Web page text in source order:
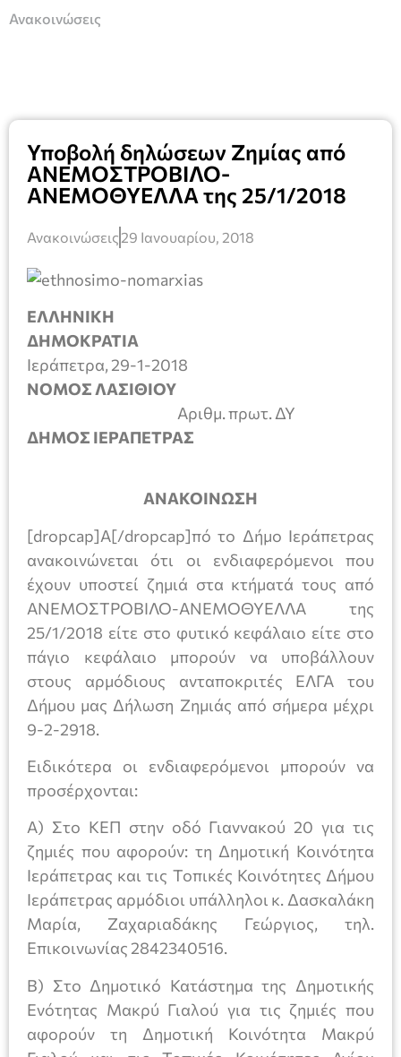
Ανακοινώσεις
Υποβολή δηλώσεων Ζημίας από
ΑΝΕΜΟΣΤΡΟΒΙΛΟ-
ΑΝΕΜΟΘΥΕΛΛΑ της 25/1/2018
Ανακοινώσεις 29 Ιανουαρίου, 2018
EΛΛΗΝΙΚΗ
ΔΗΜΟΚΡΑΤΙΑ
Ιεράπετρα, 29-1-2018
ΝΟΜΟΣ ΛΑΣΙΘΙΟΥ
Αριθμ. πρωτ. ΔΥ
ΔΗΜΟΣ ΙΕΡΑΠΕΤΡΑΣ
ΑΝΑΚΟΙΝΩΣΗ
[dropcap]Α[/dropcap]πό το Δήμο Ιεράπετρας
ανακοινώνεται ότι οι ενδιαφερόμενοι που
έχουν υποστεί ζημιά στα κτήματά τους από
ΑΝΕΜΟΣΤΡΟΒΙΛΟ-ΑΝΕΜΟΘΥΕΛΛΑ της
25/1/2018 είτε στο φυτικό κεφάλαιο είτε στο
πάγιο κεφάλαιο μπορούν να υποβάλλουν
στους αρμόδιους ανταποκριτές ΕΛΓΑ του
Δήμου μας Δήλωση Ζημιάς από σήμερα μέχρι
9-2-2918.
Ειδικότερα οι ενδιαφερόμενοι μπορούν να
προσέρχονται:
Α) Στο ΚΕΠ στην οδό Γιαννακού 20 για τις
ζημιές που αφορούν: τη Δημοτική Κοινότητα
Ιεράπετρας και τις Τοπικές Κοινότητες Δήμου
Ιεράπετρας αρμόδιοι υπάλληλοι κ. Δασκαλάκη
Μαρία, Ζαχαριαδάκης Γεώργιος, τηλ.
Επικοινωνίας 2842340516.
Β) Στο Δημοτικό Κατάστημα της Δημοτικής
Ενότητας Μακρύ Γιαλού για τις ζημιές που
αφορούν τη Δημοτική Κοινότητα Μακρύ